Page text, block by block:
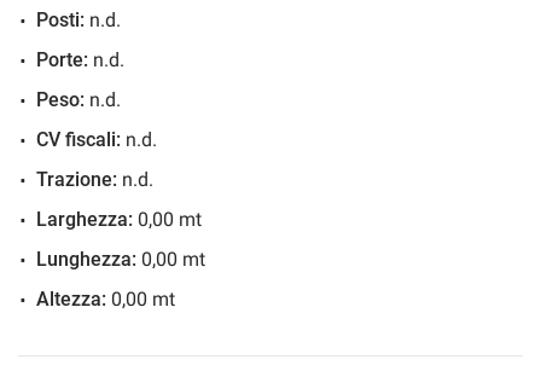
48 Mesi
626€/mese
48 Mesi
Posti: n.d.
Porte: n.d.
Peso: n.d.
CV fiscali: n.d.
Trazione: n.d.
Larghezza: 0,00 mt
Lunghezza: 0,00 mt
Altezza: 0,00 mt